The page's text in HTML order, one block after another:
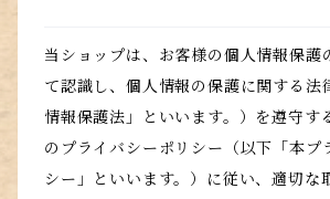
当ショップは、お客様の個人情報保護
て認識し、個人情報の保護に関する法
情報保護法」といいます。）を遵守す
のプライバシーポリシー（以下「本プ
シー」といいます。）に従い、適切な